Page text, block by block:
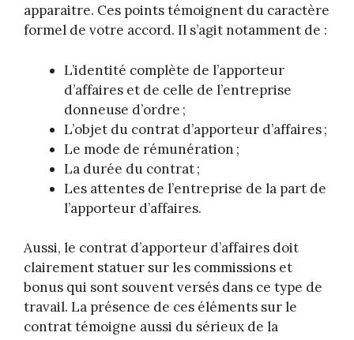
apparaitre. Ces points témoignent du caractère
formel de votre accord. Il s’agit notamment de :
L’identité complète de l’apporteur
d’affaires et de celle de l’entreprise
donneuse d’ordre ;
L’objet du contrat d’apporteur d’affaires ;
Le mode de rémunération ;
La durée du contrat ;
Les attentes de l’entreprise de la part de
l’apporteur d’affaires.
Aussi, le contrat d’apporteur d’affaires doit
clairement statuer sur les commissions et
bonus qui sont souvent versés dans ce type de
travail. La présence de ces éléments sur le
contrat témoigne aussi du sérieux de la